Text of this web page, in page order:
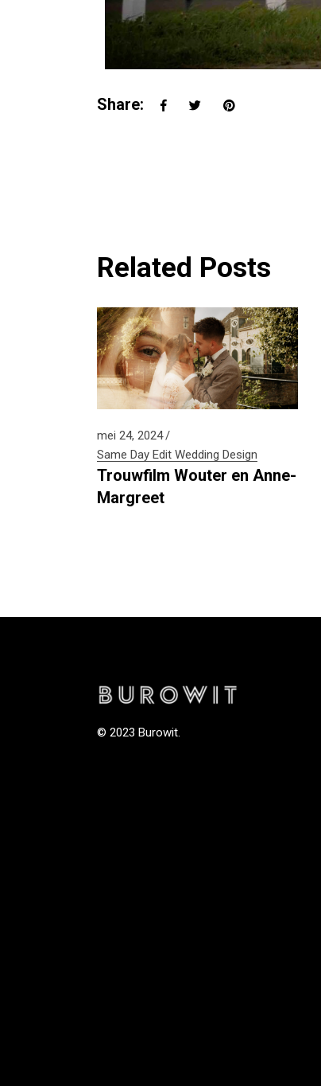
Share:
Related Posts
mei 24, 2024
Same Day Edit Wedding Design
Trouwfilm Wouter en Anne-
Margreet
© 2023 Burowit.